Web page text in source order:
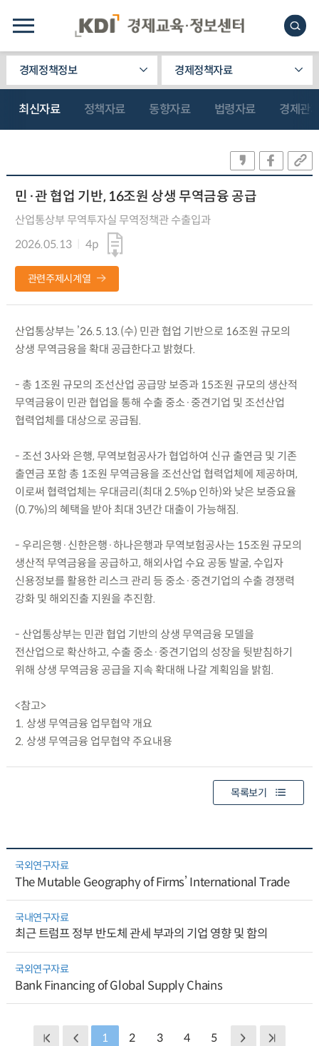
경제정책정보 경제정책자료
최신자료 정책자료 동향자료 법령자료 경제관
민·관 협업 기반, 16조원 상생 무역금융 공급
산업통상부 무역투자실 무역정책관 수출입과
2026.05.13
4p
관련주제시계열
산업통상부는 ’26.5.13.(수) 민관 협업 기반으로 16조원 규모의
상생 무역금융을 확대 공급한다고 밝혔다.
- 총 1조원 규모의 조선산업 공급망 보증과 15조원 규모의 생산적
무역금융이 민관 협업을 통해 수출 중소·중견기업 및 조선산업
협력업체를 대상으로 공급됨.
- 조선 3사와 은행, 무역보험공사가 협업하여 신규 출연금 및 기존
출연금 포함 총 1조원 무역금융을 조선산업 협력업체에 제공하며,
이로써 협력업체는 우대금리(최대 2.5%p 인하)와 낮은 보증요율
(0.7%)의 혜택을 받아 최대 3년간 대출이 가능해짐.
- 우리은행·신한은행·하나은행과 무역보험공사는 15조원 규모의
생산적 무역금융을 공급하고, 해외사업 수요 공동 발굴, 수입자
신용정보를 활용한 리스크 관리 등 중소·중견기업의 수출 경쟁력
강화 및 해외진출 지원을 추진함.
- 산업통상부는 민관 협업 기반의 상생 무역금융 모델을
전산업으로 확산하고, 수출 중소·중견기업의 성장을 뒷받침하기
위해 상생 무역금융 공급을 지속 확대해 나갈 계획임을 밝힘.
<참고>
1. 상생 무역금융 업무협약 개요
2. 상생 무역금융 업무협약 주요내용
목록보기
국외연구자료
The Mutable Geography of Firms’ International Trade
국내연구자료
최근 트럼프 정부 반도체 관세 부과의 기업 영향 및 함의
국외연구자료
Bank Financing of Global Supply Chains
1 2 3 4 5